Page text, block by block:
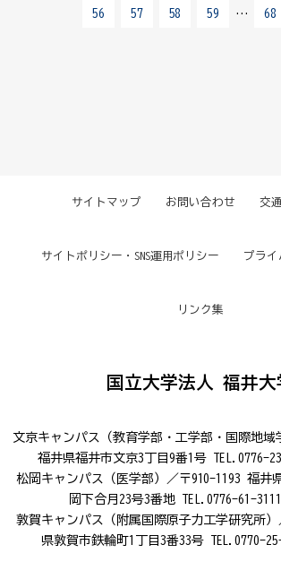
56 57 58 59 … 68
サイトマップ お問い合わせ 交
サイトポリシー・SNS運用ポリシー プライ
リンク集
国立大学法人 福井大
文京キャンパス（教育学部・工学部・国際地域
福井県福井市文京3丁目9番1号 TEL.0776-
松岡キャンパス（医学部）／〒910-1193 福井
岡下合月23号3番地 TEL.0776-61-3111
敦賀キャンパス（附属国際原子力工学研究所
県敦賀市鉄輪町1丁目3番33号 TEL.0770-